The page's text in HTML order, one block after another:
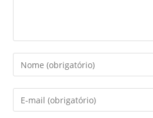
Digite
seu
nome
ou
Digite
seu